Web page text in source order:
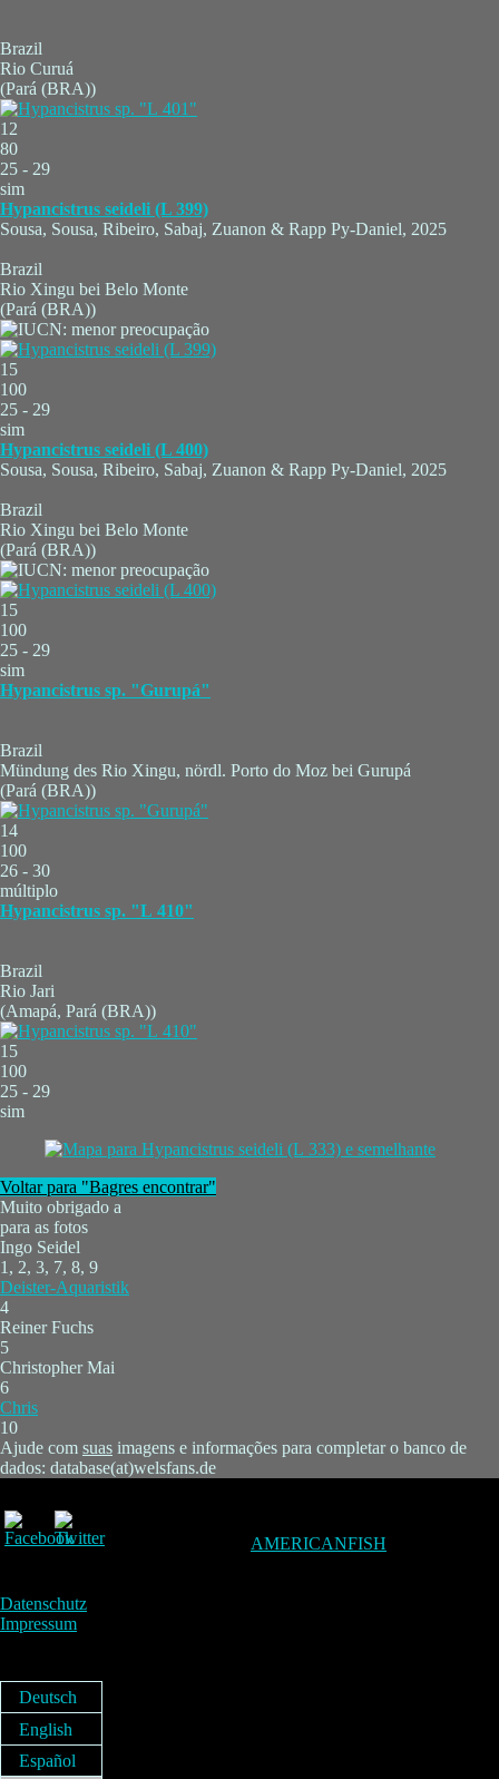
Brazil
Rio Curuá
(Pará (BRA))
12
80
25 - 29
sim
Hypancistrus seideli (L 399)
Sousa, Sousa, Ribeiro, Sabaj, Zuanon & Rapp Py-Daniel, 2025
Brazil
Rio Xingu bei Belo Monte
(Pará (BRA))
15
100
25 - 29
sim
Hypancistrus seideli (L 400)
Sousa, Sousa, Ribeiro, Sabaj, Zuanon & Rapp Py-Daniel, 2025
Brazil
Rio Xingu bei Belo Monte
(Pará (BRA))
15
100
25 - 29
sim
Hypancistrus sp. "Gurupá"
Brazil
Mündung des Rio Xingu, nördl. Porto do Moz bei Gurupá
(Pará (BRA))
14
100
26 - 30
múltiplo
Hypancistrus sp. "L 410"
Brazil
Rio Jari
(Amapá, Pará (BRA))
15
100
25 - 29
sim
Voltar para "Bagres encontrar"
Muito obrigado a
para as fotos
Ingo Seidel
1, 2, 3, 7, 8, 9
Deister-Aquaristik
4
Reiner Fuchs
5
Christopher Mai
6
Chris
10
Ajude com suas imagens e informações para completar o banco de
dados: database(at)welsfans.de
AMERICANFISH
Datenschutz
Impressum
Deutsch
English
Español